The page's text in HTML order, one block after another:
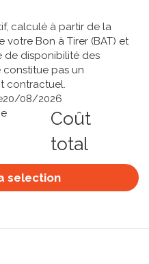
calculé à partir de la
votre Bon à Tirer (BAT) et
de disponibilité des
constitue pas un
contractuel.
20/08/2026
Coût
total
selection